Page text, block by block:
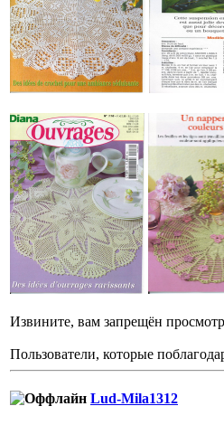
Извините, вам запрещён
Пользователи, которые
Lud-Mila1312